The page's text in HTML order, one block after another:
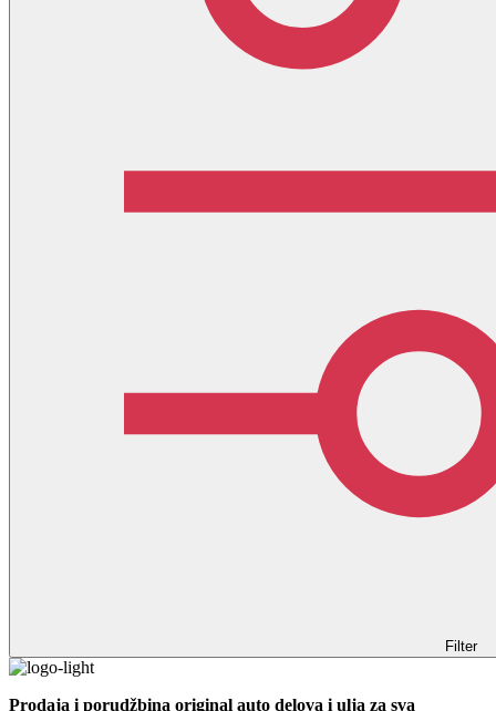
Filter
Prodaja i porudžbina original auto delova i ulja za sva